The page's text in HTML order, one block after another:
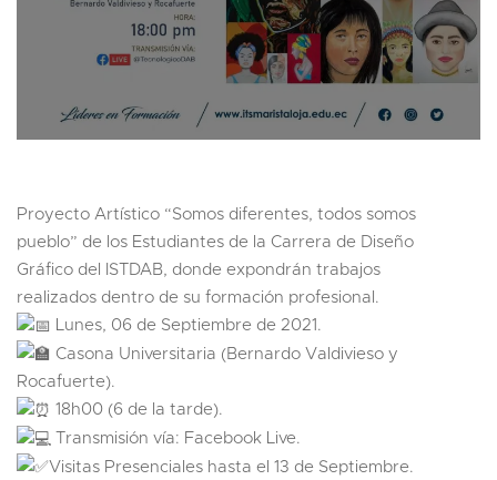
Proyecto Artístico “Somos diferentes, todos somos
pueblo” de los Estudiantes de la Carrera de Diseño
Gráfico del ISTDAB, donde expondrán trabajos
realizados dentro de su formación profesional.
Lunes, 06 de Septiembre de 2021.
Casona Universitaria (Bernardo Valdivieso y
Rocafuerte).
18h00 (6 de la tarde).
Transmisión vía: Facebook Live.
Visitas Presenciales hasta el 13 de Septiembre.